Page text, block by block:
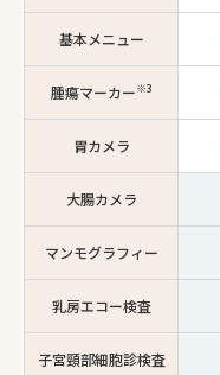
基本メニュー
腫瘍マーカー※3
胃カメラ
大腸カメラ
マンモグラフィー
乳房エコー検査
子宮頸部細胞診検査